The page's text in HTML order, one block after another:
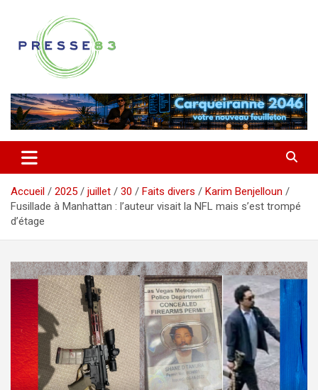
contenu
Presse 83
Accueil 2025 juillet 30 Faits divers
Karim Benjelloun
Fusillade à Manhattan : l’auteur visait la NFL mais s’est trompé
d’étage